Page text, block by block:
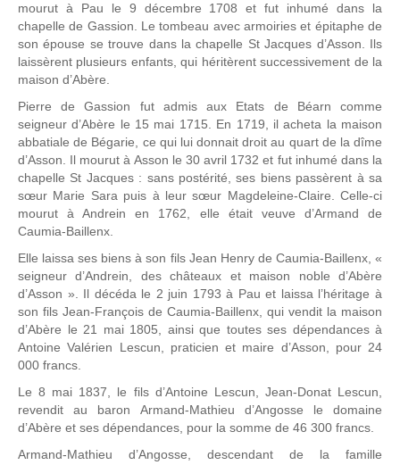
mourut à Pau le 9 décembre 1708 et fut inhumé dans la
chapelle de Gassion. Le tombeau avec armoiries et épitaphe de
son épouse se trouve dans la chapelle St Jacques d’Asson. Ils
laissèrent plusieurs enfants, qui héritèrent successivement de la
maison d’Abère.
Pierre de Gassion fut admis aux Etats de Béarn comme
seigneur d’Abère le 15 mai 1715. En 1719, il acheta la maison
abbatiale de Bégarie, ce qui lui donnait droit au quart de la dîme
d’Asson. Il mourut à Asson le 30 avril 1732 et fut inhumé dans la
chapelle St Jacques : sans postérité, ses biens passèrent à sa
sœur Marie Sara puis à leur sœur Magdeleine-Claire. Celle-ci
mourut à Andrein en 1762, elle était veuve d’Armand de
Caumia-Baillenx.
Elle laissa ses biens à son fils Jean Henry de Caumia-Baillenx, «
seigneur d’Andrein, des châteaux et maison noble d’Abère
d’Asson ». Il décéda le 2 juin 1793 à Pau et laissa l’héritage à
son fils Jean-François de Caumia-Baillenx, qui vendit la maison
d’Abère le 21 mai 1805, ainsi que toutes ses dépendances à
Antoine Valérien Lescun, praticien et maire d’Asson, pour 24
000 francs.
Le 8 mai 1837, le fils d’Antoine Lescun, Jean-Donat Lescun,
revendit au baron Armand-Mathieu d’Angosse le domaine
d’Abère et ses dépendances, pour la somme de 46 300 francs.
Armand-Mathieu d’Angosse, descendant de la famille